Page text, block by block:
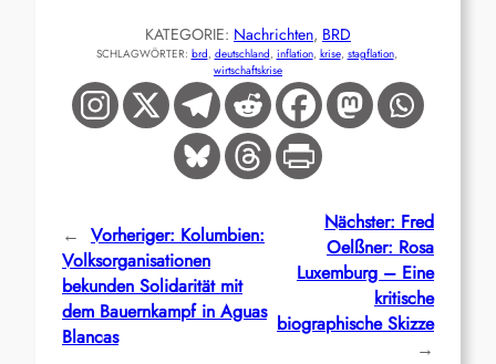
KATEGORIE: Nachrichten, BRD
SCHLAGWÖRTER: brd, deutschland, inflation, krise, stagflation
wirtschaftskrise
← Vorheriger: Kolumbien:
Volksorganisationen
bekunden Solidarität mit
dem Bauernkampf in Aguas
Blancas
Nächster: Fred
Oelßner: Rosa
Luxemburg – Eine
kritische
biographische Skizze
→